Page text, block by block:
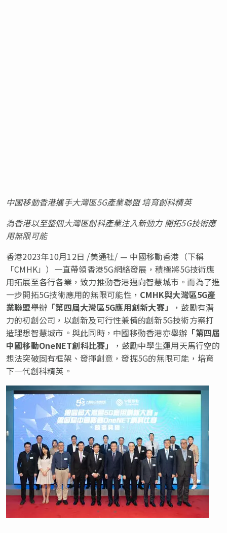
中國移動香港攜手大灣區5G產業聯盟 培育創科精英
為香港以至整個大灣區創科產業注入新動力 開拓5G技術應
用無限可能
香港2023年10月12日 /美通社/ — 中國移動香港（下稱
「CMHK」）一直帶領香港5G網絡發展，積極將5G技術應
用拓展至各行各業，致力推動香港邁向智慧城市。而為了進
一步開拓5G技術應用的無限可能性， CMHK與大灣區5G產
業聯盟舉辦 「第四屆大灣區5G應用創新大賽」 ，鼓勵有潛
力的初創公司，以創新及可行性兼備的創新5G技術方案打
造理想智慧城市。與此同時，中國移動香港亦舉辦 「第四屆
中國移動OneNET創科比賽」
，鼓勵中學生運用天馬行空的
想法突破固有框架、發揮創意，發掘5G的無限可能，培育
下一代創科精英。